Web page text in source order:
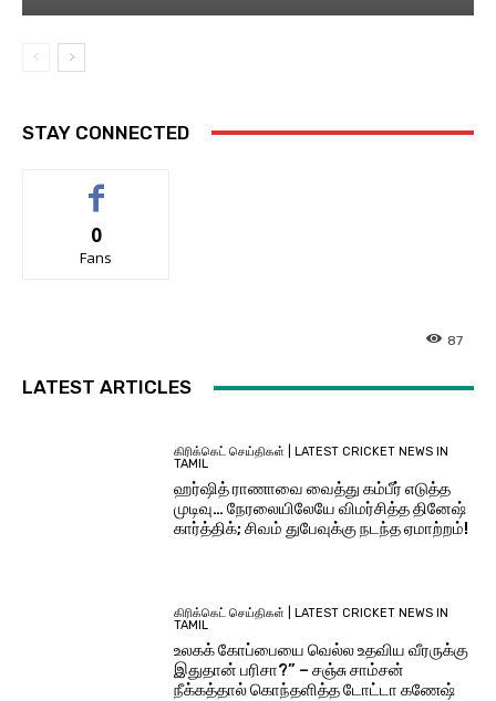
STAY CONNECTED
0
Fans
87
LATEST ARTICLES
கிரிக்கெட் செய்திகள் | LATEST CRICKET NEWS IN
TAMIL
ஹர்ஷித் ராணாவை வைத்து கம்பீர் எடுத்த
முடிவு… நேரலையிலேயே விமர்சித்த தினேஷ்
கார்த்திக்; சிவம் துபேவுக்கு நடந்த ஏமாற்றம்!
கிரிக்கெட் செய்திகள் | LATEST CRICKET NEWS IN
TAMIL
உலகக் கோப்பையை வெல்ல உதவிய வீரருக்கு
இதுதான் பரிசா?” – சஞ்சு சாம்சன்
நீக்கத்தால் கொந்தளித்த டோட்டா கணேஷ்